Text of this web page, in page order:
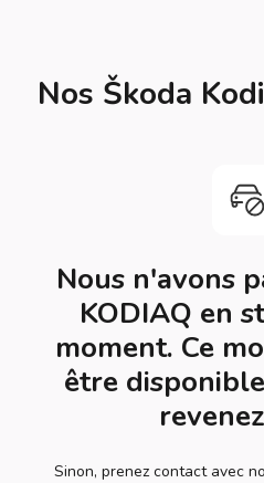
Nos Škoda
Nous n'avons
KODIAQ en
moment. Ce
être
Sinon, prenez contact avec